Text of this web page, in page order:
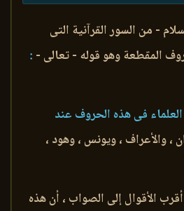
- من السور القرآنية التى
المقطعة وهو قوله - تعالى - :
فى هذه الحروف عند
، والأعراف ، ويونس ، وهود ،
الأقوال إلى الصواب ، أن هذه